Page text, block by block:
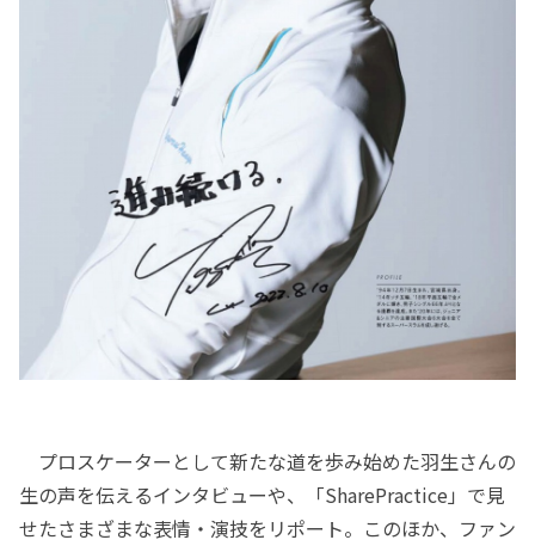
プロスケーターとして新たな道を歩み始めた羽生さんの
生の声を伝えるインタビューや、「SharePractice」で見
せたさまざまな表情・演技をリポート。このほか、ファン